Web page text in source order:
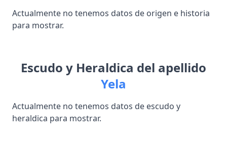
Actualmente no tenemos datos de origen e historia
para mostrar.
Escudo y Heraldica del apellido
Yela
Actualmente no tenemos datos de escudo y
heraldica para mostrar.